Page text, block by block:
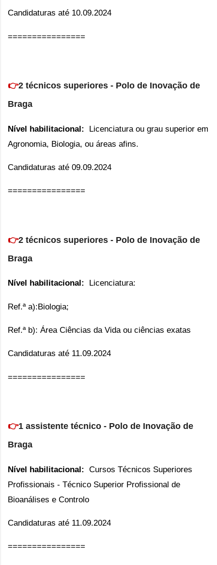
Candidaturas até 10.09.2024
================
👉2 técnicos superiores - Polo de Inovação de
Braga
Nível habilitacional: Licenciatura ou grau superior em
Agronomia, Biologia, ou áreas afins.
Candidaturas até 09.09.2024
================
👉2 técnicos superiores - Polo de Inovação de
Braga
Nível habilitacional: Licenciatura:
Ref.ª a):Biologia;
Ref.ª b): Área Ciências da Vida ou ciências exatas
Candidaturas até 11.09.2024
================
👉1 assistente técnico - Polo de Inovação de
Braga
Nível habilitacional: Cursos Técnicos Superiores
Profissionais - Técnico Superior Profissional de
Bioanálises e Controlo
Candidaturas até 11.09.2024
================